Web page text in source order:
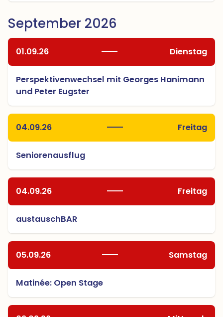
September 2026
01.09.26 Dienstag
Perspektivenwechsel mit Georges Hanimann
und Peter Eugster
04.09.26 Freitag
Seniorenausflug
04.09.26 Freitag
austauschBAR
05.09.26 Samstag
Matinée: Open Stage